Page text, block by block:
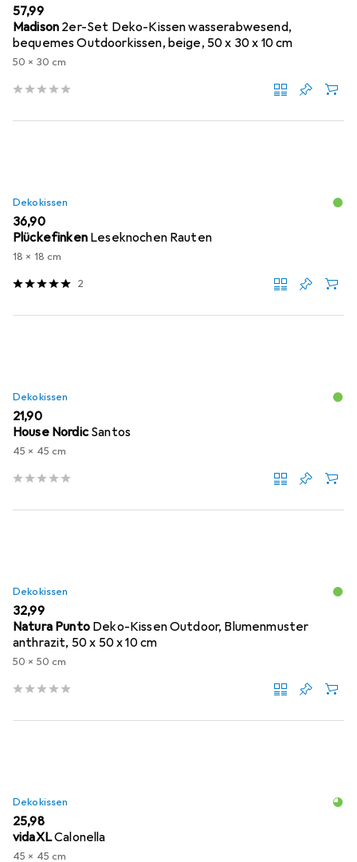
EUR
57,99
Madison 2er-Set Deko-Kissen wasserabwesend,
bequemes Outdoorkissen, beige, 50 x 30 x 10 cm
50 x 30 cm
Dekokissen
EUR
36,90
Plückefinken Leseknochen Rauten
18 x 18 cm
2
Dekokissen
EUR
21,90
House Nordic Santos
45 x 45 cm
Dekokissen
EUR
32,99
Natura Punto Deko-Kissen Outdoor, Blumenmuster
anthrazit, 50 x 50 x 10 cm
50 x 50 cm
Dekokissen
EUR
25,98
vidaXLCalonella
45 x 45 cm